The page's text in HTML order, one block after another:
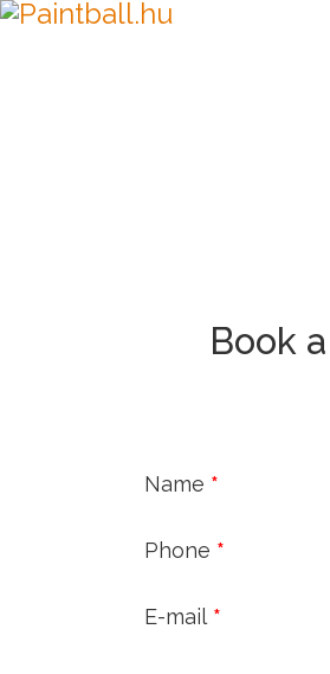
Book
Name *
Phone *
E-mail *